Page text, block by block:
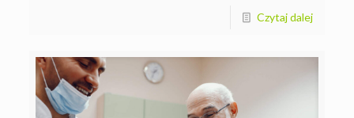
Czytaj dalej